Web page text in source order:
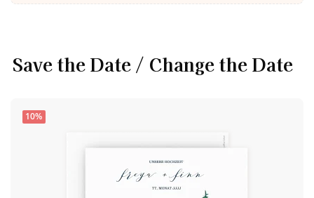
Save the Date / Change the Date
10%